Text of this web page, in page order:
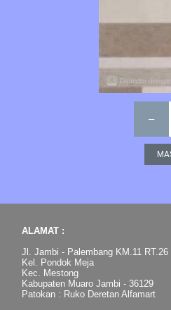
–
ALAMAT :
Jl. Jambi - Palembang KM.11 RT.26
Kel. Pondok Meja
Kec. Mestong
Kabupaten Muaro Jambi - 36129
Patokan : Ruko Deretan Alfamart